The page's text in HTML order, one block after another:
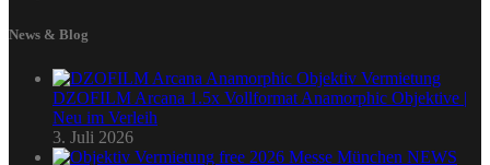
News & Blog
DZOFILM Arcana 1.5x Vollformat Anamorphic Objektive |
Neu im Verleih
3. Juli 2026